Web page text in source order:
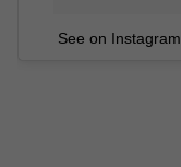
See on Instagram